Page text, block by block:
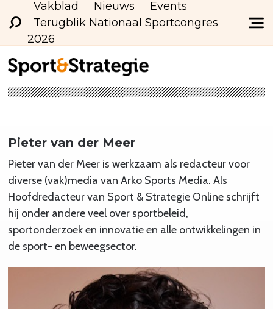
Vakblad Nieuws
Events
Terugblik Nationaal Sportcongres
2026
Pieter van der Meer
Pieter van der Meer is werkzaam als redacteur voor
diverse (vak)media van Arko Sports Media. Als
Hoofdredacteur van Sport & Strategie Online schrijft
hij onder andere veel over sportbeleid,
sportonderzoek en innovatie en alle ontwikkelingen in
de sport- en beweegsector.